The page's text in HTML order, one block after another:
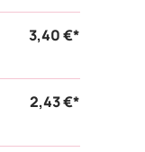
3,40 €*
2,43 €*